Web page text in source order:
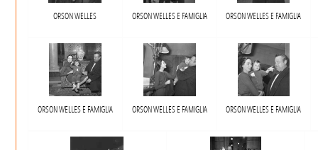
ORSON WELLES ORSON WELLES E FAMIGLIA ORSON WELLES E FAMIGLIA
ORSON WELLES E FAMIGLIA ORSON WELLES E FAMIGLIA ORSON WELLES E FAMIGLIA